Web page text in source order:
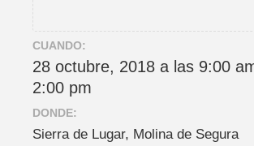
CUANDO:
28 octubre, 2018 a las 9:00
2:00 pm
DONDE:
Sierra de Lugar, Molina de Segura